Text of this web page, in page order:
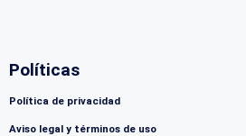
Políticas
Política de privacidad
Aviso legal y términos de uso